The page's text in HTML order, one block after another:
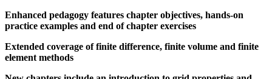
Enhanced pedagogy features chapter objectives, hands-on
practice examples and end of chapter exercises
Extended coverage of finite difference, finite volume and finite
element methods